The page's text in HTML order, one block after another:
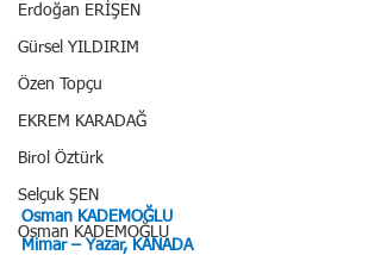
Erdoğan ERİŞEN
Gürsel YILDIRIM
Özen Topçu
EKREM KARADAĞ
Birol Öztürk
Selçuk ŞEN
Osman KADEMOĞLU
Osman KADEMOĞLU
Mimar – Yazar, KANADA